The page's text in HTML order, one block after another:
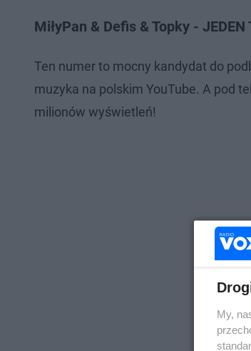
MiłyPan & Defis & Topky - JEDEN
Ten numer to mocny kandydat do
muzyka na polskim YouTube. A pod
milionów wyświetleń!
My,